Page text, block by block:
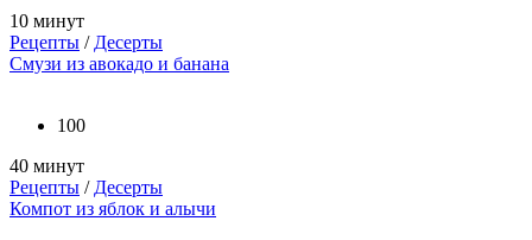
10 минут
Рецепты / Десерты
Смузи из авокадо и банана
100
40 минут
Рецепты / Десерты
Компот из яблок и алычи